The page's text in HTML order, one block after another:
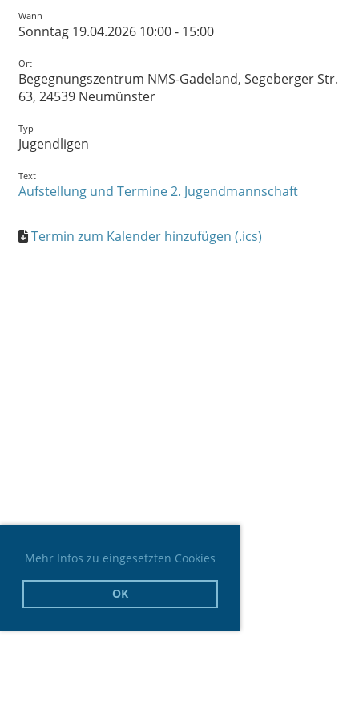
Mehr Infos zu eingesetzten Cookies
OK
Wann
Sonntag 19.04.2026 10:00 - 15:00
Ort
Begegnungszentrum NMS-Gadeland, Segeberger Str.
63, 24539 Neumünster
Typ
Jugendligen
Text
Aufstellung und Termine 2. Jugendmannschaft
Termin zum Kalender hinzufügen (.ics)